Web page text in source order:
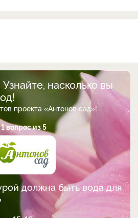
насколько вы
проекта «Антонов сад»!
1 вопрос из 5
должна быть вода для